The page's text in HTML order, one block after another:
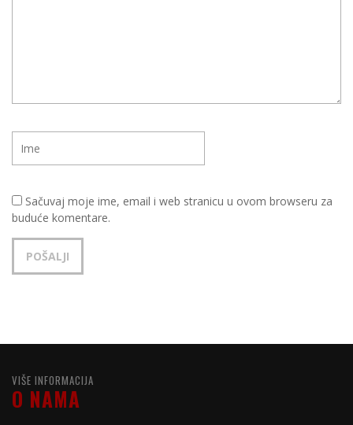
Sačuvaj moje ime, email i web stranicu u ovom browseru za
buduće komentare.
VIŠE INFORMACIJA
O NAMA